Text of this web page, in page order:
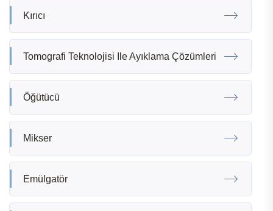
Kırıcı
Tomografi Teknolojisi Ile Ayıklama Çözümleri
Öğütücü
Mikser
Emülgatör